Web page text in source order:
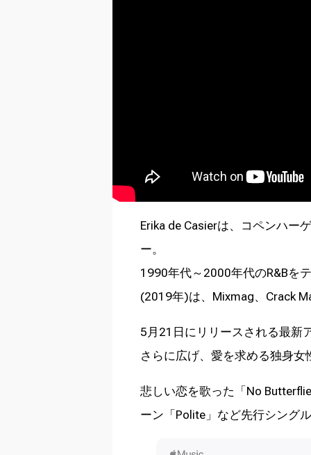
Erika de Casierは、コペンハー
ー。
1990年代～2000年代のR&Bを
(2019年)は、Mixmag、Crack
5月21日にリリースされる最新
さらに広げ、愛を求める独身
悲しい恋を歌った「No
ーン「Polite」など先行シング